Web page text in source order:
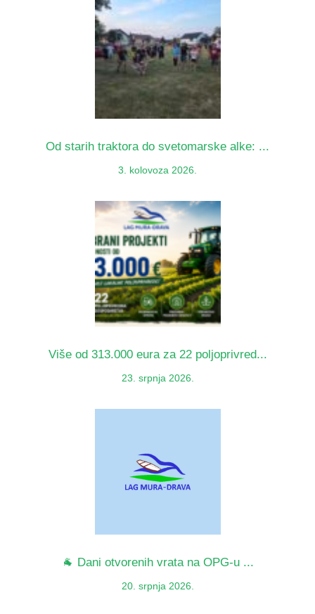
Od starih traktora do svetomarske alke: ...
3. kolovoza 2026.
Više od 313.000 eura za 22 poljoprivred...
23. srpnja 2026.
🐐 Dani otvorenih vrata na OPG-u ...
20. srpnja 2026.